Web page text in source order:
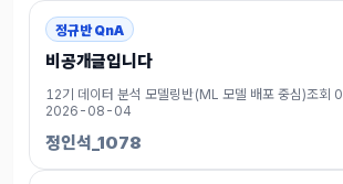
정규반 QnA
비공개글입니다
12기 데이터 분석 모델링반(ML 모델 배포 중심)조회 0
2026-08-04
정인석_1078